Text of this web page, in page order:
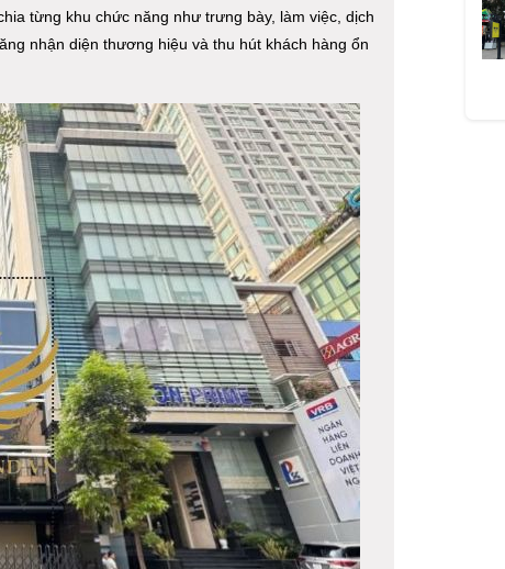
từng khu chức năng như trưng bày, làm việc, dịch
nhận diện thương hiệu và thu hút khách hàng ổn